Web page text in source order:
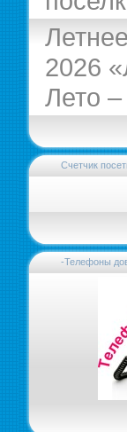
2026
Лето
Счетчик
-Телефоны